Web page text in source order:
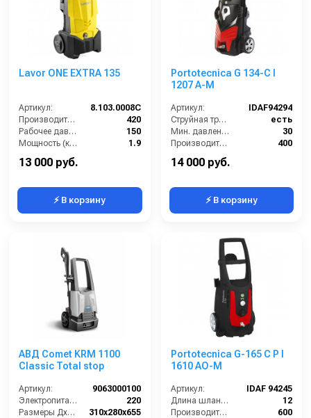
Lavor ONE EXTRA 135
Артикул:
8.103.0008C
Производительность (л/ч):
420
Рабочее давление (бар):
150
Мощность (кВт):
1.9
13 000 руб.
⚡ В корзину
Portotecnica G 134-C I
1207 A-M
Артикул:
IDAF94294
Струйная трубка (копьё):
есть
Мин. давление (бар):
30
Производительность (л/ч):
400
14 000 руб.
⚡ В корзину
АВД Comet KRM 1100
Classic Total stop
Артикул:
9063000100
Электропитание (В):
220
Размеры ДхШхВ (мм):
310x280x655
Portotecnica G-165 C P I
1610 AO-M
Артикул:
IDAF 94245
Длина шланга ВД (м):
12
Производительность (л/ч):
600